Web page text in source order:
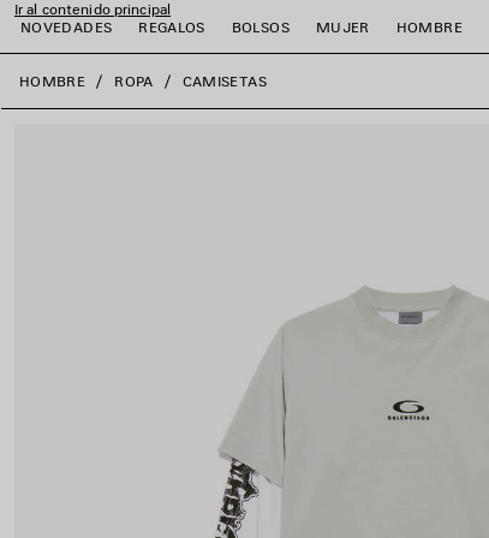
Ir al contenido principal
NOVEDADES
REGALOS BOLSOS MUJER HOMBRE
close the banner
HOMBRE ROPA CAMISETAS